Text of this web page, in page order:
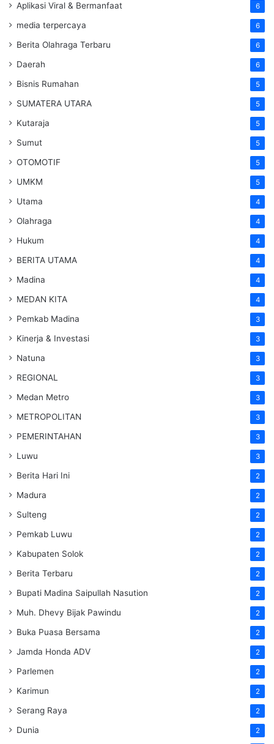
Aplikasi Viral & Bermanfaat 6
media terpercaya 6
Berita Olahraga Terbaru 6
Daerah 6
Bisnis Rumahan 5
SUMATERA UTARA 5
Kutaraja 5
Sumut 5
OTOMOTIF 5
UMKM 5
Utama 4
Olahraga 4
Hukum 4
BERITA UTAMA 4
Madina 4
MEDAN KITA 4
Pemkab Madina 3
Kinerja & Investasi 3
Natuna 3
REGIONAL 3
Medan Metro 3
METROPOLITAN 3
PEMERINTAHAN 3
Luwu 3
Berita Hari Ini 2
Madura 2
Sulteng 2
Pemkab Luwu 2
Kabupaten Solok 2
Berita Terbaru 2
Bupati Madina Saipullah Nasution 2
Muh. Dhevy Bijak Pawindu 2
Buka Puasa Bersama 2
Jamda Honda ADV 2
Parlemen 2
Karimun 2
Serang Raya 2
Dunia 2